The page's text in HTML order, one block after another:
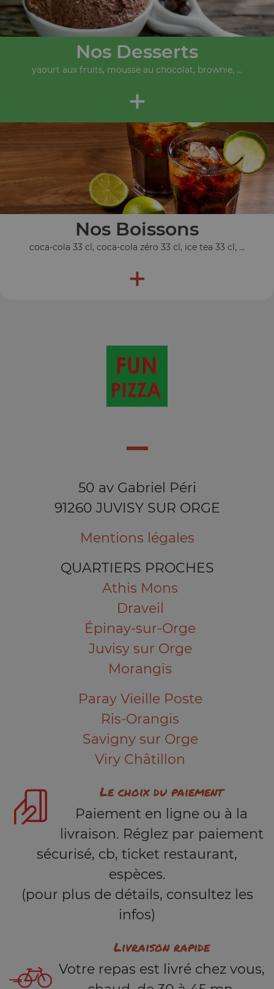
Nos Desserts
yaourt aux fruits, mousse au chocolat, brownie, ...
+
Nos Boissons
coca-cola 33 cl, coca-cola zéro 33 cl, ice tea 33 cl, ...
+
50 av Gabriel Péri
91260 JUVISY SUR ORGE
Mentions légales
QUARTIERS PROCHES
Athis Mons
Draveil
Épinay-sur-Orge
Juvisy sur Orge
Morangis
Paray Vieille Poste
Ris-Orangis
Savigny sur Orge
Viry Châtillon
Le choix du paiement
Paiement en ligne ou à la
livraison. Réglez par paiement
sécurisé, cb, ticket restaurant,
espèces.
(pour plus de détails, consultez les
infos)
Livraison rapide
Votre repas est livré chez vous,